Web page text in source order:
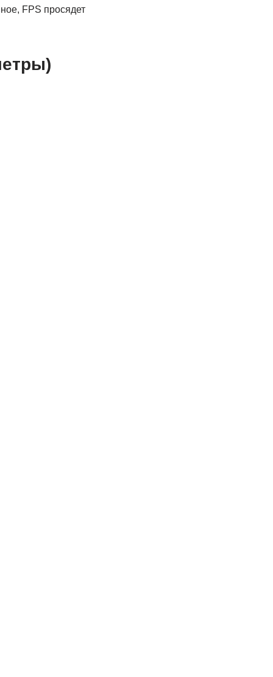
FPS просядет